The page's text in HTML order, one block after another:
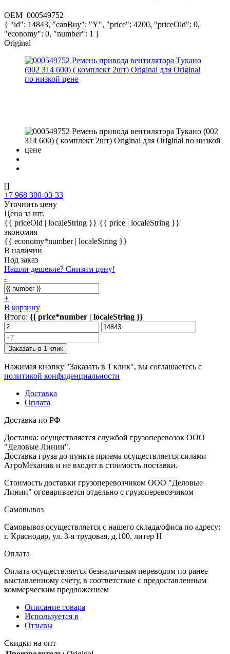
OEM 000549752
{ "id": 14843, "canBuy": "Y", "price": 4200, "priceOld": 0,
"economy": 0, "number": 1 }
Original
[]
+7 968 300-03-33
Уточнить цену
Цена за шт.
{{ priceOld | localeString }} {{ price | localeString }}
экономия
{{ economy*number | localeString }}
В наличии
Под заказ
Нашли дешевле? Снизим цену!
-
+
В корзину
Итого: {{ price*number | localeString }}
Заказать в 1 клик
Нажимая кнопку "Заказать в 1 клик", вы соглашаетесь с
политикой конфиденциальности
Доставка
Оплата
Доставка по РФ
Доставка: осуществляется службой грузоперевозок ООО
"Деловые Линии".
Доставка груза до пункта приема осуществляется силами
АгроМеханик и не входит в стоимость поставки.
Стоимость доставки грузоперевозчиком ООО "Деловые
Линии" оговаривается отдельно с грузоперевозчиком
Самовывоз
Самовывоз осуществляется с нашего склада/офиса по адресу:
г. Краснодар, ул. 3-я трудовая, д.100, литер Н
Оплата
Оплата осуществляется безналичным переводом по ранее
выставленному счету, в соответствие с предоставленным
коммерческим предложением
Описание товара
Используется в
Отзывы
Скидки на опт